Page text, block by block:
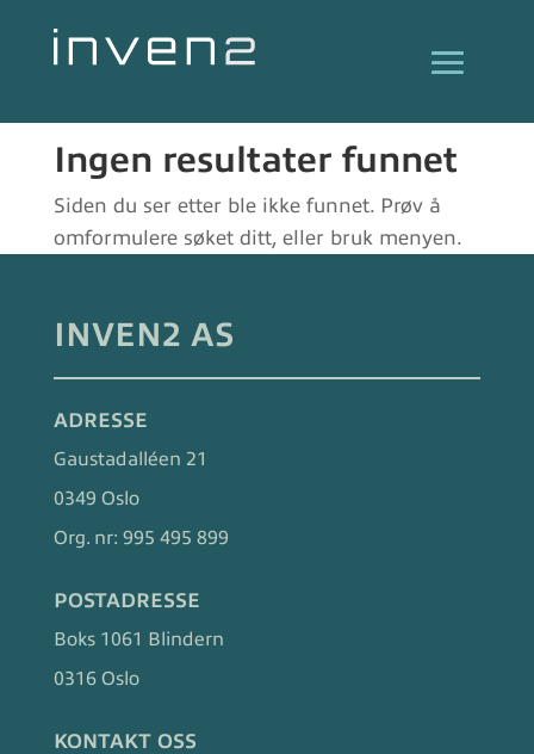
Ingen resultater funnet
Siden du ser etter ble ikke funnet. Prøv å
omformulere søket ditt, eller bruk menyen.
INVEN2 AS
ADRESSE
Gaustadalléen 21
0349 Oslo
Org. nr: 995 495 899
POSTADRESSE
Boks 1061 Blindern
0316 Oslo
KONTAKT OSS